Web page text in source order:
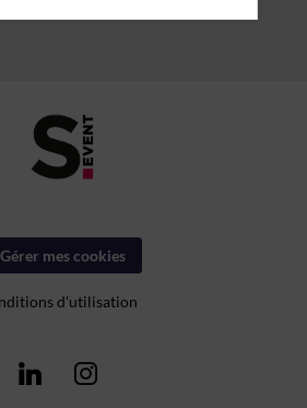
Gérer mes cookies
d'utilisation